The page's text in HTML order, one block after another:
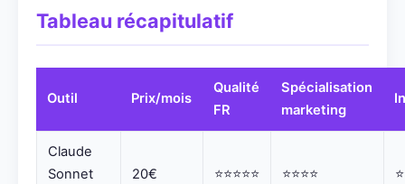
Tableau récapitulatif
Outil Prix/mois
Qualité
FR
Spécialisation
marketing
Claude
Sonnet
20€ ⭐⭐⭐⭐⭐ ⭐⭐⭐⭐